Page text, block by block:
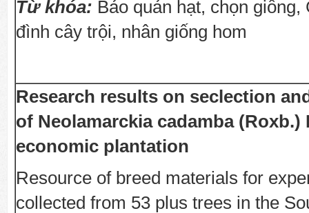
Từ khóa: Bảo quản hạt, chọn giống,
đình cây trội, nhân giống hom
Research results on seclection
of Neolamarckia cadamba (Roxb.)
economic plantation
Resource of breed materials for
collected from 53 plus trees in the